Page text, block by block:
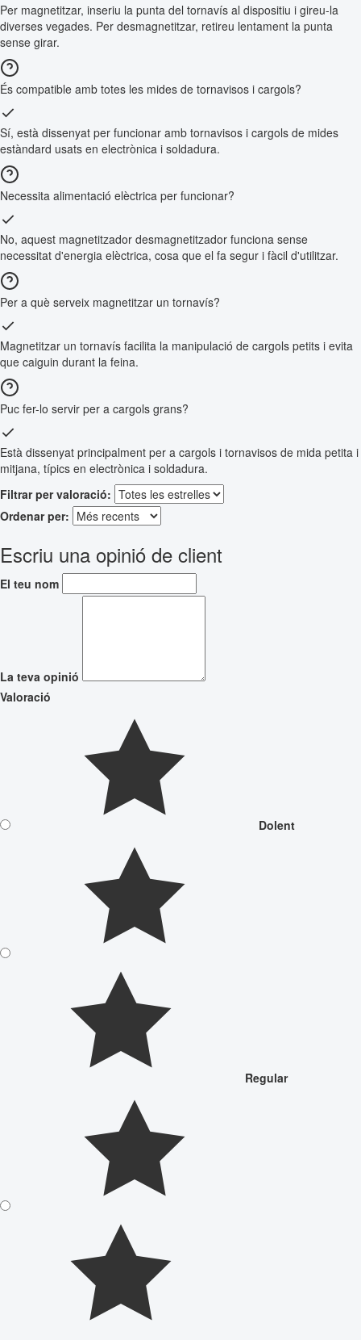
Per magnetitzar, inseriu la punta del tornavís al dispositiu i gireu-la
diverses vegades. Per desmagnetitzar, retireu lentament la punta
sense girar.
És compatible amb totes les mides de tornavisos i cargols?
Sí, està dissenyat per funcionar amb tornavisos i cargols de mides
estàndard usats en electrònica i soldadura.
Necessita alimentació elèctrica per funcionar?
No, aquest magnetitzador desmagnetitzador funciona sense
necessitat d'energia elèctrica, cosa que el fa segur i fàcil d'utilitzar.
Per a què serveix magnetitzar un tornavís?
Magnetitzar un tornavís facilita la manipulació de cargols petits i evita
que caiguin durant la feina.
Puc fer-lo servir per a cargols grans?
Està dissenyat principalment per a cargols i tornavisos de mida petita i
mitjana, típics en electrònica i soldadura.
Filtrar per valoració:
Ordenar per:
Escriu una opinió de client
El teu nom
La teva opinió
Valoració
Dolent
Regular